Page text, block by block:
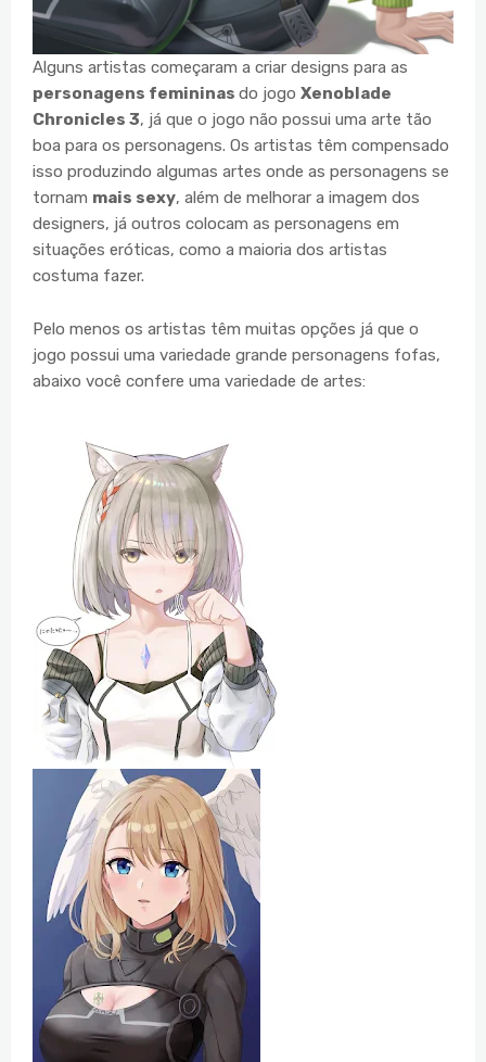
Alguns artistas começaram a criar designs para as
personagens femininas do jogo Xenoblade
Chronicles 3, já que o jogo não possui uma arte tão
boa para os personagens. Os artistas têm compensado
isso produzindo algumas artes onde as personagens se
tornam mais sexy, além de melhorar a imagem dos
designers, já outros colocam as personagens em
situações eróticas, como a maioria dos artistas
costuma fazer.
Pelo menos os artistas têm muitas opções já que o
jogo possui uma variedade grande personagens fofas,
abaixo você confere uma variedade de artes: